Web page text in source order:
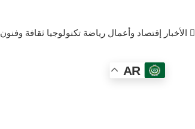
الأخبار إقتصاد وأعمال رياضة تكنولوجيا ثقافة وفنون
AR